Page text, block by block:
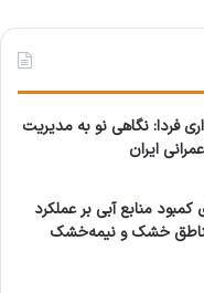
در گرو پذیرش
نوین
با چالش‌های
فردا: نگاهی نو به مدیریت
ایران
منابع آبی بر عملکرد
مناطق خشک و نیمه‌خشک